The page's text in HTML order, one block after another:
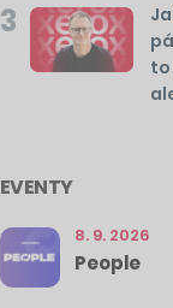
3
to
EVENTY
8. 9. 2026
People